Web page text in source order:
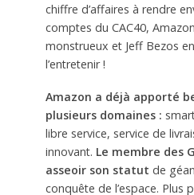
chiffre d’affaires à rendre
comptes du CAC40,
monstrueux et Jeff Bezos
l’entretenir !
Amazon a déjà apporté
plusieurs domaines :
libre service, service de
innovant. Le membre des
asseoir son statut de
conquête de l’espace. Plus